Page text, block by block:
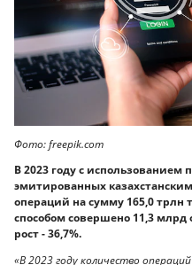
Фото: freepik.com
В 2023 году с использованием
эмитированных
операций на сумму 165,0 трлн
способом совершено 11,3 млрд
рост - 36,7%.
«В 2023 году количество